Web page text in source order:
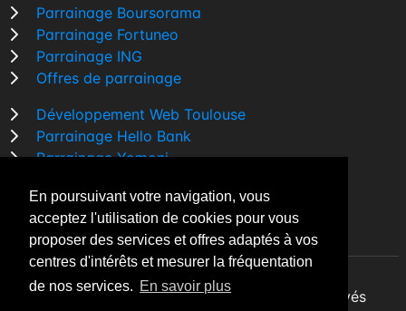
En poursuivant votre navigation, vous
acceptez l'utilisation de cookies pour vous
proposer des services et offres adaptés à vos
centres d'intérêts et mesurer la fréquentation
de nos services. En savoir plus
Parrainage Boursorama
Parrainage Fortuneo
Parrainage ING
Offres de parrainage
Développement Web Toulouse
Parrainage Hello Bank
Parrainage Yomoni
Comparatif banque
By Night v5.7.3| © 2026 - Tous droits réservés